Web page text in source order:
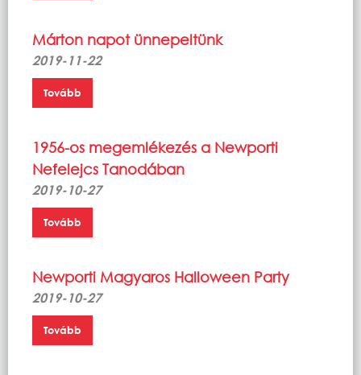
Márton napot ünnepeltünk
2019-11-22
Tovább
1956-os megemlékezés a Newporti
Nefelejcs Tanodában
2019-10-27
Tovább
Newporti Magyaros Halloween Party
2019-10-27
Tovább